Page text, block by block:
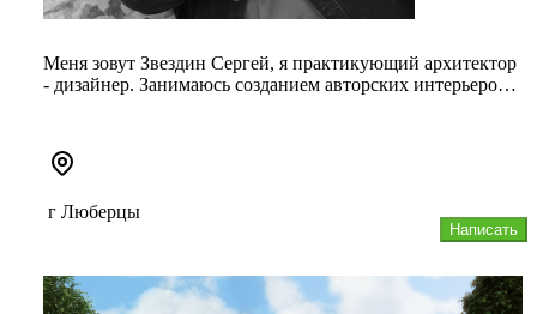
Меня зовут Звездин Сергей, я практикующий архитектор
- дизайнер. Занимаюсь созданием авторских интерьеров с
Написать
г Люберцы